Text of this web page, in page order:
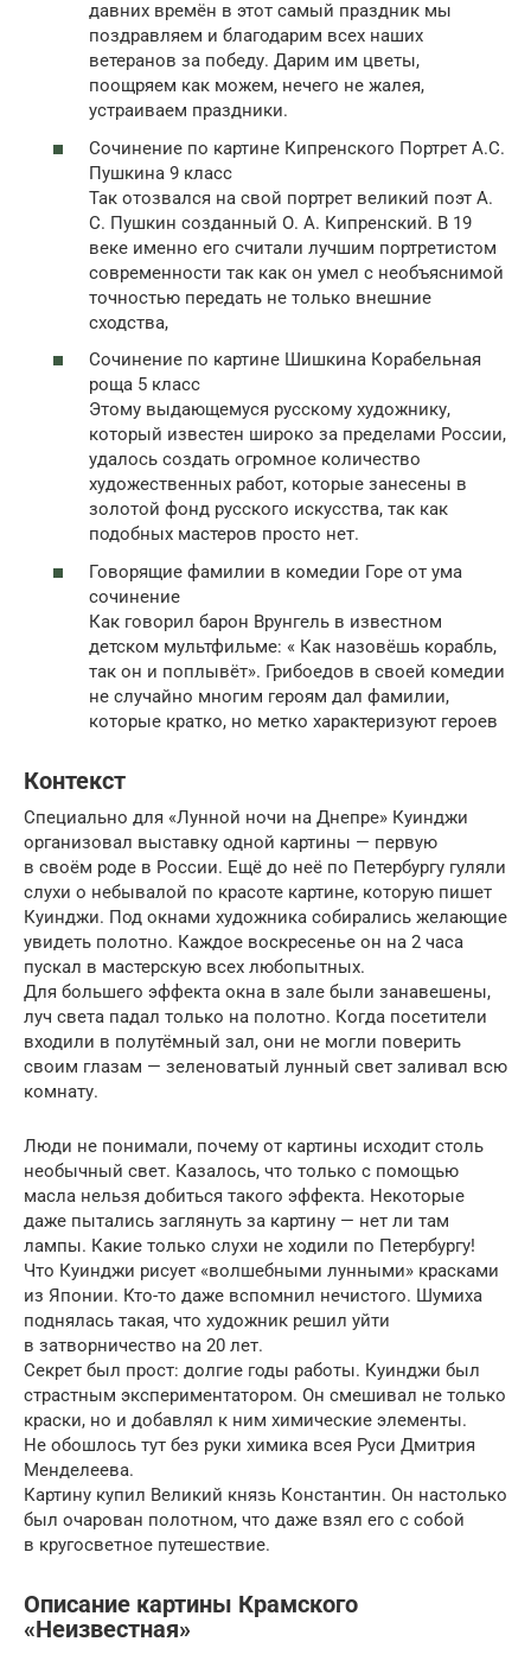
давних времён в этот самый праздник мы
поздравляем и благодарим всех наших
ветеранов за победу. Дарим им цветы,
поощряем как можем, нечего не жалея,
устраиваем праздники.
Сочинение по картине Кипренского Портрет А.С.
Пушкина 9 класс
Так отозвался на свой портрет великий поэт А.
С. Пушкин созданный О. А. Кипренский. В 19
веке именно его считали лучшим портретистом
современности так как он умел с необъяснимой
точностью передать не только внешние
сходства,
Сочинение по картине Шишкина Корабельная
роща 5 класс
Этому выдающемуся русскому художнику,
который известен широко за пределами России,
удалось создать огромное количество
художественных работ, которые занесены в
золотой фонд русского искусства, так как
подобных мастеров просто нет.
Говорящие фамилии в комедии Горе от ума
сочинение
Как говорил барон Врунгель в известном
детском мультфильме: « Как назовёшь корабль,
так он и поплывёт». Грибоедов в своей комедии
не случайно многим героям дал фамилии,
которые кратко, но метко характеризуют героев
Контекст
Специально для «Лунной ночи на Днепре» Куинджи
организовал выставку одной картины — первую
в своём роде в России. Ещё до неё по Петербургу гуляли
слухи о небывалой по красоте картине, которую пишет
Куинджи. Под окнами художника собирались желающие
увидеть полотно. Каждое воскресенье он на 2 часа
пускал в мастерскую всех любопытных.
Для большего эффекта окна в зале были занавешены,
луч света падал только на полотно. Когда посетители
входили в полутёмный зал, они не могли поверить
своим глазам — зеленоватый лунный свет заливал всю
комнату.
Люди не понимали, почему от картины исходит столь
необычный свет. Казалось, что только с помощью
масла нельзя добиться такого эффекта. Некоторые
даже пытались заглянуть за картину — нет ли там
лампы. Какие только слухи не ходили по Петербургу!
Что Куинджи рисует «волшебными лунными» красками
из Японии. Кто-то даже вспомнил нечистого. Шумиха
поднялась такая, что художник решил уйти
в затворничество на 20 лет.
Секрет был прост: долгие годы работы. Куинджи был
страстным экспериментатором. Он смешивал не только
краски, но и добавлял к ним химические элементы.
Не обошлось тут без руки химика всея Руси Дмитрия
Менделеева.
Картину купил Великий князь Константин. Он настолько
был очарован полотном, что даже взял его с собой
в кругосветное путешествие.
Описание картины Крамского
«Неизвестная»